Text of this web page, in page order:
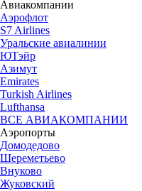
Авиакомпании
Аэрофлот
S7 Airlines
Уральские авиалинии
ЮТэйр
Азимут
Emirates
Turkish Airlines
Lufthansa
ВСЕ АВИАКОМПАНИИ
Аэропорты
Домодедово
Шереметьево
Внуково
Жуковский